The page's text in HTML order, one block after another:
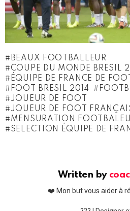
BEAUX FOOTBALLEUR
COUPE DU MONDE BRESIL
ÉQUIPE DE FRANCE DE FOOT
FOOT BRESIL 2014
JOUEUR DE FOOT
JOUEUR DE FOOT
MENSURATION
SELECTION ÉQUIPE DE
Written by
❤️ Mon but vous aider à